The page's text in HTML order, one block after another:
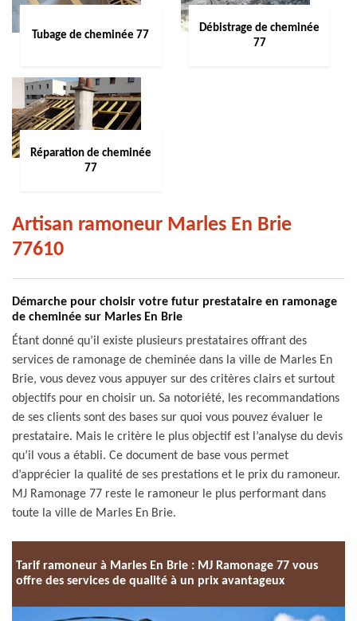
Tubage de cheminée 77
Débistrage de cheminée
77
Réparation de cheminée
77
Artisan ramoneur Marles En Brie
77610
Démarche pour choisir votre futur prestataire en ramonage
de cheminée sur Marles En Brie
Étant donné qu’il existe plusieurs prestataires offrant des
services de ramonage de cheminée dans la ville de Marles En
Brie, vous devez vous appuyer sur des critères clairs et surtout
objectifs pour en choisir un. Sa notoriété, les recommandations
de ses clients sont des bases sur quoi vous pouvez évaluer le
prestataire. Mais le critère le plus objectif est l’analyse du devis
qu’il vous a établi. Ce document de base vous permet
d’apprécier la qualité de ses prestations et le prix du ramoneur.
MJ Ramonage 77 reste le ramoneur le plus performant dans
toute la ville de Marles En Brie.
Tarif ramoneur à Marles En Brie : MJ Ramonage 77 vous
offre des services de qualité à un prix avantageux